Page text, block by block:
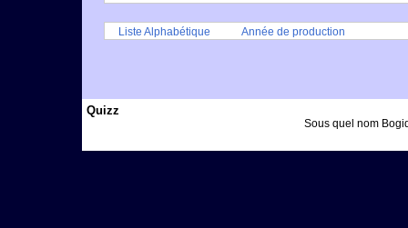
Liste Alphabétique Année de production
Quizz
Sous quel nom